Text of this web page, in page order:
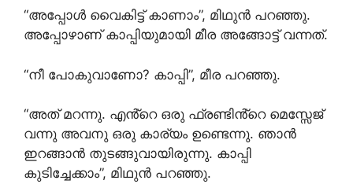
“അപ്പോൾ വൈകിട്ട് കാണാം”, മിഥുൻ പറഞ്ഞു.
അപ്പോഴാണ് കാപ്പിയുമായി മീര അങ്ങോട്ട് വന്നത്.
“നീ പോകുവാണോ? കാപ്പി”, മീര പറഞ്ഞു.
“അത് മറന്നു. എൻ്റെ ഒരു ഫ്രണ്ടിൻ്റെ മെസ്സേജ്
വന്നു അവനു ഒരു കാര്യം ഉണ്ടെന്നു. ഞാൻ
ഇറങ്ങാൻ തുടങ്ങുവായിരുന്നു. കാപ്പി
കുടിച്ചേക്കാം”, മിഥുൻ പറഞ്ഞു.